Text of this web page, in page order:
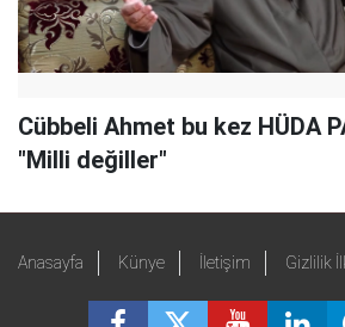
Cübbeli Ahmet bu kez HÜDA
"Milli değiller"
Anasayfa Künye İletişim Gizlilik